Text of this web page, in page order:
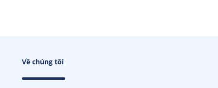
Về chúng tôi